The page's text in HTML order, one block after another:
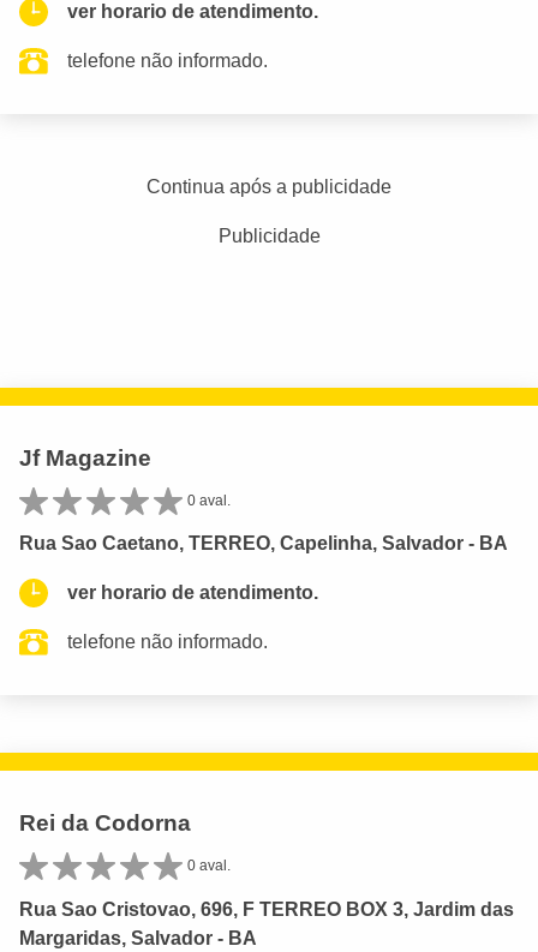
ver horario de atendimento.
telefone não informado.
Continua após a publicidade
Publicidade
Jf Magazine
0 aval.
Rua Sao Caetano, TERREO, Capelinha, Salvador - BA
ver horario de atendimento.
telefone não informado.
Rei da Codorna
0 aval.
Rua Sao Cristovao, 696, F TERREO BOX 3, Jardim das
Margaridas, Salvador - BA